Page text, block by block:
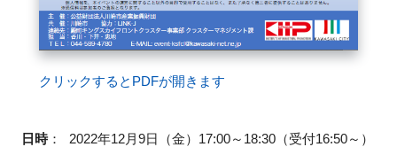
クリックするとPDFが開きます
日時： 2022年12月9日（金）17:00～18:30（受付16:50～）